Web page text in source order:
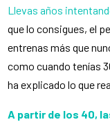
Llevas años
que lo consigues, el
entrenas más que
como cuando tenías
ha explicado lo que
A partir de los 40,